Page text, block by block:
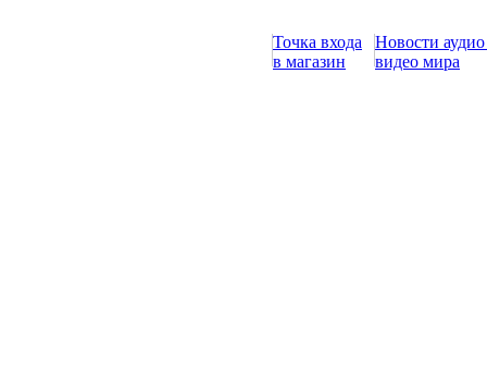
Точка входа
в магазин
Новости
видео мира